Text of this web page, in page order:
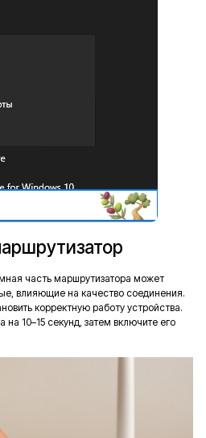
часть маршрутизатора может
влияющие на качество соединения.
корректную работу устройства.
на 10–15 секунд, затем включите его